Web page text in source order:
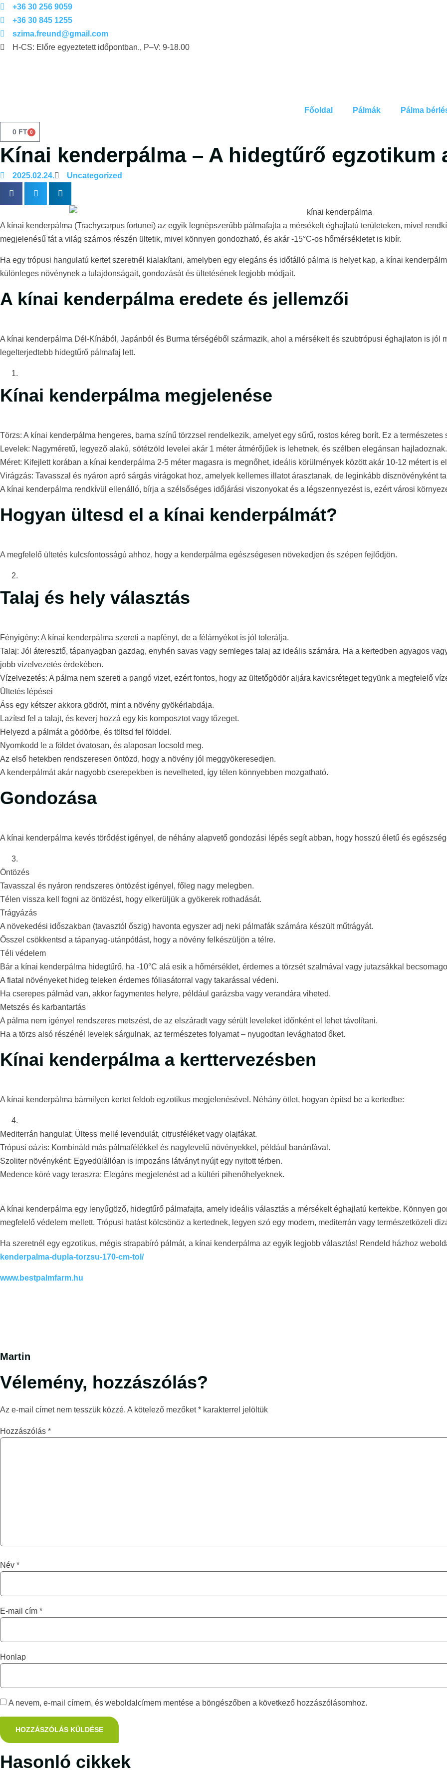
+36 30 256 9059
+36 30 845 1255
szima.freund@gmail.com
H-CS: Előre egyeztetett időpontban., P–V: 9-18.00
Főoldal Pálmák Pálma
0 FT 0
Kínai kenderpálma – A hidegtűrő egzotikum
2025.02.24. Uncategorized
A kínai kenderpálma (Trachycarpus fortunei) az egyik legnépszerűbb pálmafajta a mérsékelt éghajlatú területeken, mivel
megjelenésű fát a világ számos részén ültetik, mivel könnyen gondozható, és akár -15°C-os hőmérsékletet is kibír.
Ha egy trópusi hangulatú kertet szeretnél kialakítani, amelyben egy elegáns és időtálló pálma is helyet kap, a kínai
különleges növénynek a tulajdonságait, gondozását és ültetésének legjobb módjait.
A kínai kenderpálma eredete és jellemzői
A kínai kenderpálma Dél-Kínából, Japánból és Burma térségéből származik, ahol a mérsékelt és szubtrópusi éghajlaton is jól
legelterjedtebb hidegtűrő pálmafaj lett.
Kínai kenderpálma megjelenése
Törzs: A kínai kenderpálma hengeres, barna színű törzzsel rendelkezik, amelyet egy sűrű, rostos kéreg borít. Ez a
Levelek: Nagyméretű, legyező alakú, sötétzöld levelei akár 1 méter átmérőjűek is lehetnek, és szélben elegánsan hajladoznak.
Méret: Kifejlett korában a kínai kenderpálma 2-5 méter magasra is megnőhet, ideális körülmények között akár 10-12 métert is
Virágzás: Tavasszal és nyáron apró sárgás virágokat hoz, amelyek kellemes illatot árasztanak, de leginkább dísznövényként
A kínai kenderpálma rendkívül ellenálló, bírja a szélsőséges időjárási viszonyokat és a légszennyezést is, ezért városi
Hogyan ültesd el a kínai kenderpálmát?
A megfelelő ültetés kulcsfontosságú ahhoz, hogy a kenderpálma egészségesen növekedjen és szépen fejlődjön.
Talaj és hely választás
Fényigény: A kínai kenderpálma szereti a napfényt, de a félárnyékot is jól tolerálja.
Talaj: Jól áteresztő, tápanyagban gazdag, enyhén savas vagy semleges talaj az ideális számára. Ha a kertedben agyagos
jobb vízelvezetés érdekében.
Vízelvezetés: A pálma nem szereti a pangó vizet, ezért fontos, hogy az ültetőgödör aljára kavicsréteget tegyünk a megfelelő
Ültetés lépései
Áss egy kétszer akkora gödröt, mint a növény gyökérlabdája.
Lazítsd fel a talajt, és keverj hozzá egy kis komposztot vagy tőzeget.
Helyezd a pálmát a gödörbe, és töltsd fel földdel.
Nyomkodd le a földet óvatosan, és alaposan locsold meg.
Az első hetekben rendszeresen öntözd, hogy a növény jól meggyökeresedjen.
A kenderpálmát akár nagyobb cserepekben is nevelheted, így télen könnyebben mozgatható.
Gondozása
A kínai kenderpálma kevés törődést igényel, de néhány alapvető gondozási lépés segít abban, hogy hosszú életű és
Öntözés
Tavasszal és nyáron rendszeres öntözést igényel, főleg nagy melegben.
Télen vissza kell fogni az öntözést, hogy elkerüljük a gyökerek rothadását.
Trágyázás
A növekedési időszakban (tavasztól őszig) havonta egyszer adj neki pálmafák számára készült műtrágyát.
Ősszel csökkentsd a tápanyag-utánpótlást, hogy a növény felkészüljön a télre.
Téli védelem
Bár a kínai kenderpálma hidegtűrő, ha -10°C alá esik a hőmérséklet, érdemes a törzsét szalmával vagy jutazsákkal
A fiatal növényeket hideg teleken érdemes fóliasátorral vagy takarással védeni.
Ha cserepes pálmád van, akkor fagymentes helyre, például garázsba vagy verandára viheted.
Metszés és karbantartás
A pálma nem igényel rendszeres metszést, de az elszáradt vagy sérült leveleket időnként el lehet távolítani.
Ha a törzs alsó részénél levelek sárgulnak, az természetes folyamat – nyugodtan levághatod őket.
Kínai kenderpálma a kerttervezésben
A kínai kenderpálma bármilyen kertet feldob egzotikus megjelenésével. Néhány ötlet, hogyan építsd be a kertedbe:
Mediterrán hangulat: Ültess mellé levendulát, citrusféléket vagy olajfákat.
Trópusi oázis: Kombináld más pálmafélékkel és nagylevelű növényekkel, például banánfával.
Szoliter növényként: Egyedülállóan is impozáns látványt nyújt egy nyitott térben.
Medence köré vagy teraszra: Elegáns megjelenést ad a kültéri pihenőhelyeknek.
A kínai kenderpálma egy lenyűgöző, hidegtűrő pálmafajta, amely ideális választás a mérsékelt éghajlatú kertekbe. Könnyen
megfelelő védelem mellett. Trópusi hatást kölcsönöz a kertednek, legyen szó egy modern, mediterrán vagy természetközeli
Ha szeretnél egy egzotikus, mégis strapabíró pálmát, a kínai kenderpálma az egyik legjobb választás! Rendeld házhoz
kenderpalma-dupla-torzsu-170-cm-tol/
www.bestpalmfarm.hu
Martin
Vélemény, hozzászólás?
Az e-mail címet nem tesszük közzé. A kötelező mezőket* karakterrel jelöltük
Hozzászólás *
Név *
E-mail cím *
Honlap
A nevem, e-mail címem, és weboldalcímem mentése a böngészőben a következő hozzászólásomhoz.
Hasonló cikkek